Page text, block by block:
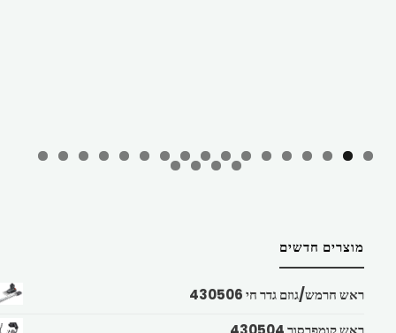
מוצרים חדשים
ראש חרמש/גוזם גדר חי 430506